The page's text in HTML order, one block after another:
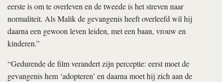
eerste is om te overleven en de tweede is het streven naar
normaliteit. Als Malik de gevangenis heeft overleefd wil hij
daarna een gewoon leven leiden, met een baan, vrouw en
kinderen.”
“Gedurende de film verandert zijn perceptie: eerst moet de
gevangenis hem ‘adopteren’ en daarna moet hij zich aan de